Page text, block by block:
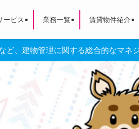
ービス 業務一覧 賃貸物件紹介
ど、建物管理に関する総合的なマネ